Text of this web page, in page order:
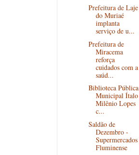
Prefeitura de Laje
do Muriaé
implanta
serviço de u...
Prefeitura de
Miracema
reforça
cuidados com a
saúd...
Biblioteca Pública
Municipal Ítalo
Milênio Lopes
c...
Saldão de
Dezembro -
Supermercados
Fluminense